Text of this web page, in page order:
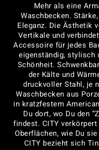
Mehr als eine
Waschbecken.
Eleganz. Die Ästhetik
Vertikale und
Accessoire für jedes
eigenständig, stylisch
Schönheit.
der Kälte und
druckvoller Stahl, je
Waschbecken aus
in kratzfestem
Du dort, wo Du den
findest. CITY
Oberflächen, wie Du
CITY bezieht sich